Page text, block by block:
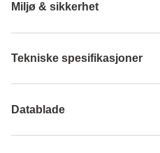
Miljø & sikkerhet
Tekniske spesifikasjoner
Datablade